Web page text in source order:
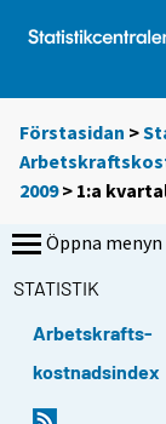
Förstasidan >
2009> 1:a
Öppna menyn
STATISTIK
Arbetskrafts-
kostnadsindex